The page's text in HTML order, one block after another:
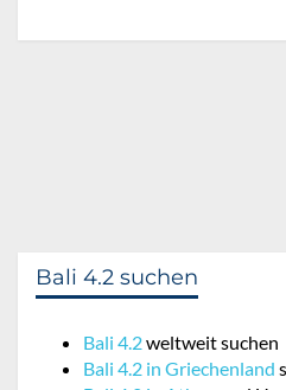
Bali 4.2 suchen
Bali 4.2weltweit suchen
Bali 4.2 in Griechenland